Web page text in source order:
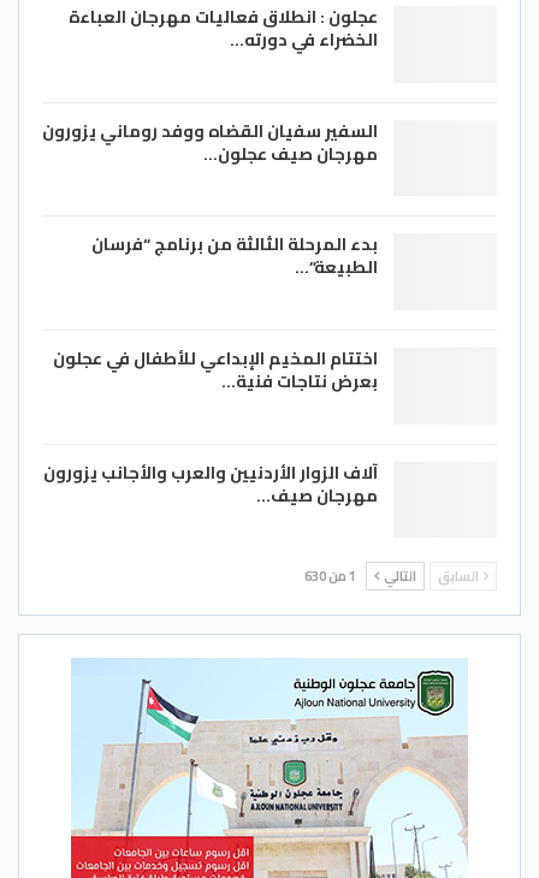
عجلون : انطلاق فعاليات مهرجان العباءة
الخضراء في دورته…
السفير سفيان القضاه ووفد روماني يزورون
مهرجان صيف عجلون…
بدء المرحلة الثالثة من برنامج “فرسان
الطبيعة”…
اختتام المخيم الإبداعي للأطفال في عجلون
بعرض نتاجات فنية…
آلاف الزوار الأردنيين والعرب والأجانب يزورون
مهرجان صيف…
السابق التالي 1 من 630